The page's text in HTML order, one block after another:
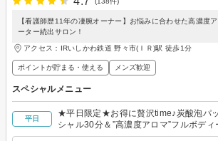
【看護師歴11年の凄腕オーナー】お悩みに合わせた高濃度
ーター続出サロン！
アクセス：IRいしかわ鉄道 野々市(ＩＲ)駅 徒歩1分
ポイントが貯まる・使える メンズ歓迎
スペシャルメニュー
平日
★平日限定★お得に贅沢time♪炭酸泡パ
シャル30分＆”高濃度アロマ”フルボディ